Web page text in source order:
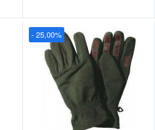
- 25,00%